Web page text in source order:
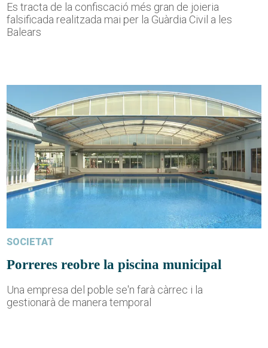
Es tracta de la confiscació més gran de joieria
falsificada realitzada mai per la Guàrdia Civil a les
Balears
SOCIETAT
Porreres reobre la piscina municipal
Una empresa del poble se'n farà càrrec i la
gestionarà de manera temporal